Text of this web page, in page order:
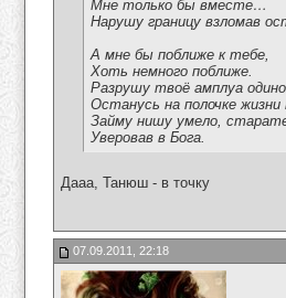
Мне только бы вместе…
Нарушу границу взломав
А мне бы поближе к тебе,
Хоть немного поближе.
Разрушу твоё амплуа
Останусь на полочке жизни
Займу нишу умело,
Уверовав в Бога.
Дааа, Танюш - в точку
07.09.2011, 22:18